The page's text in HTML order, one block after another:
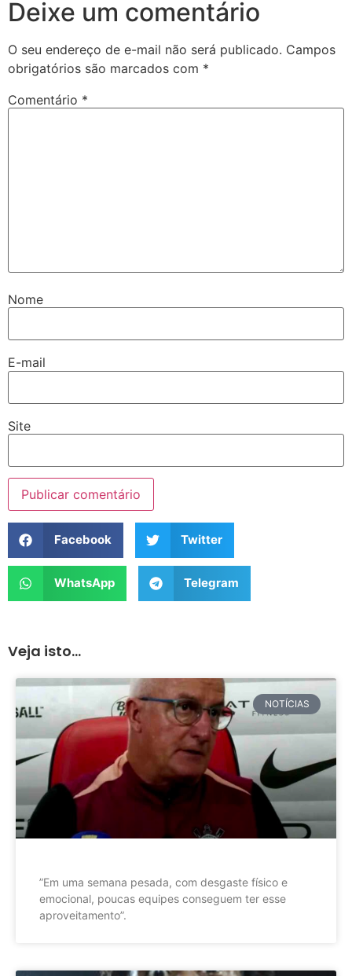
Deixe um comentário
O seu endereço de e-mail não será publicado. Campos
obrigatórios são marcados com *
Comentário *
Nome
E-mail
Site
Facebook Twitter
WhatsApp Telegram
Veja isto...
NOTÍCIAS
”Em uma semana pesada, com desgaste físico e
emocional, poucas equipes conseguem ter esse
aproveitamento”.